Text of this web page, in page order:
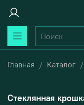
Главная Каталог
Стеклянная